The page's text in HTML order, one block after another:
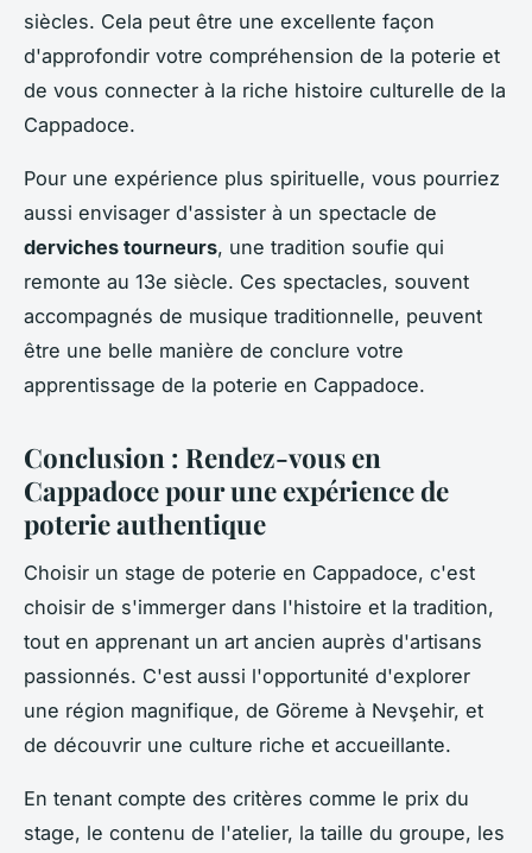
siècles. Cela peut être une excellente façon
d'approfondir votre compréhension de la poterie et
de vous connecter à la riche histoire culturelle de la
Cappadoce.
Pour une expérience plus spirituelle, vous pourriez
aussi envisager d'assister à un spectacle de
derviches tourneurs, une tradition soufie qui
remonte au 13e siècle. Ces spectacles, souvent
accompagnés de musique traditionnelle, peuvent
être une belle manière de conclure votre
apprentissage de la poterie en Cappadoce.
Conclusion : Rendez-vous en
Cappadoce pour une expérience de
poterie authentique
Choisir un stage de poterie en Cappadoce, c'est
choisir de s'immerger dans l'histoire et la tradition,
tout en apprenant un art ancien auprès d'artisans
passionnés. C'est aussi l'opportunité d'explorer
une région magnifique, de Göreme à Nevşehir, et
de découvrir une culture riche et accueillante.
En tenant compte des critères comme le prix du
stage, le contenu de l'atelier, la taille du groupe, les